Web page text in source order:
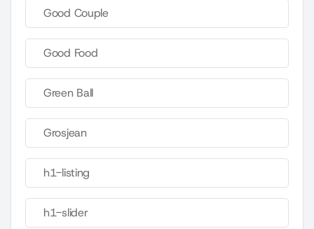
Good Couple
Good Food
Green Ball
Grosjean
h1-listing
h1-slider